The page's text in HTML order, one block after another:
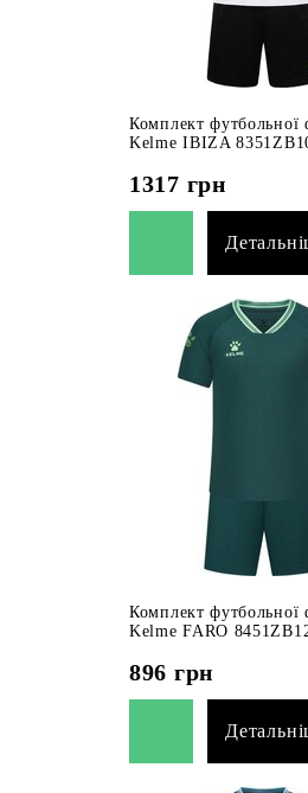
Комплект футбольної
Kelme IBIZA
1317 грн
Комплект футбольної
Kelme FARO
896 грн